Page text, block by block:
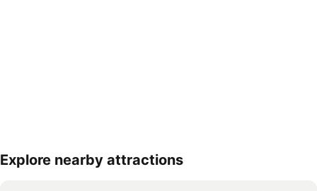
Ανάπτυξη χάρτη
Explore nearby attractions